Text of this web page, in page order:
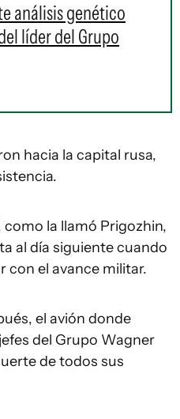
análisis genético
líder del Grupo
hacia la capital rusa,
como la llamó Prigozhin,
al día siguiente cuando
con el avance militar.
el avión donde
del Grupo Wagner
de todos sus